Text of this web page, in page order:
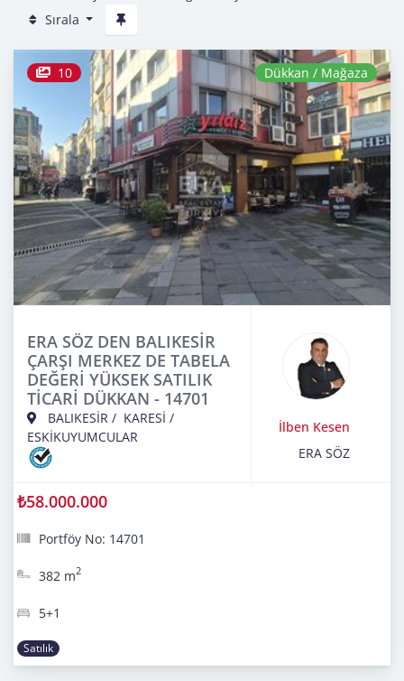
Sırala
10 Dükkan / Mağaza
ERA SÖZ DEN BALIKESİR
ÇARŞI MERKEZ DE TABELA
DEĞERİ YÜKSEK SATILIK
TİCARİ DÜKKAN - 14701
BALIKESİR / KARESİ /
ESKİKUYUMCULAR
İlben Kesen
ERA SÖZ
₺58.000.000
Portföy No: 14701
382 m2
5+1
Satılık